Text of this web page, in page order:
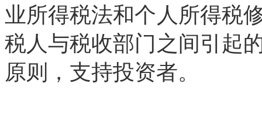
业所得税法和个人所得税
税人与税收部门之间引起
原则，支持投资者。